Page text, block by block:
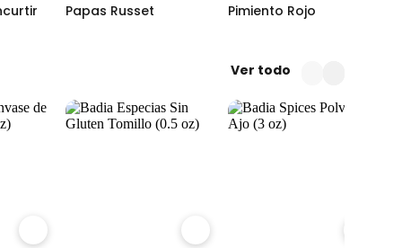
Papas Russet Pimiento Rojo
Ver todo